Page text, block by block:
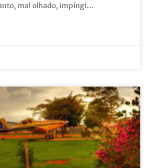
mal olhado, impíngi…